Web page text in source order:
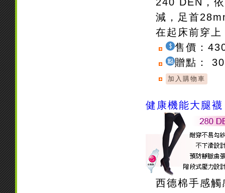
減，足首
在起床前穿
售價：
贈點：
健康機能大腿
西德棉手感